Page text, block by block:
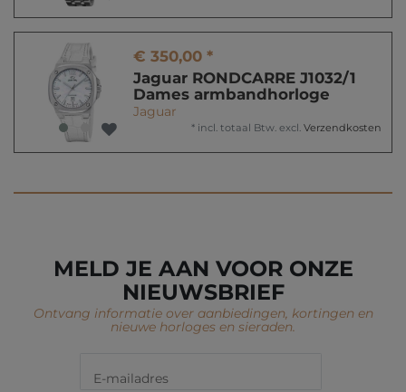
€ 350,00 *
Jaguar RONDCARRE J1032/1
Dames armbandhorloge
Jaguar
* incl. totaal Btw. excl. Verzendkosten
MELD JE AAN VOOR ONZE
NIEUWSBRIEF
Ontvang informatie over aanbiedingen, kortingen en
nieuwe horloges en sieraden.